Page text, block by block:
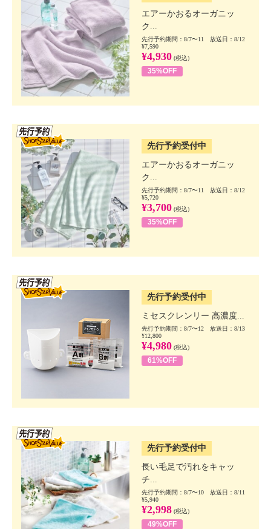
エアーかおるオーガニッ
ク...
先行予約期間：8/7〜11 放送日：8/12
¥7,590
¥4,930 (税込)
35%OFF
先行予約受付中
エアーかおるオーガニッ
ク...
先行予約期間：8/7〜11 放送日：8/12
¥5,720
¥3,700 (税込)
35%OFF
先行予約受付中
ミセスクレンリー 高濃度...
先行予約期間：8/7〜12 放送日：8/13
¥12,800
¥4,980 (税込)
61%OFF
先行予約受付中
長い毛足で汚れをキャッ
チ...
先行予約期間：8/7〜10 放送日：8/11
¥5,940
¥2,998 (税込)
49%OFF